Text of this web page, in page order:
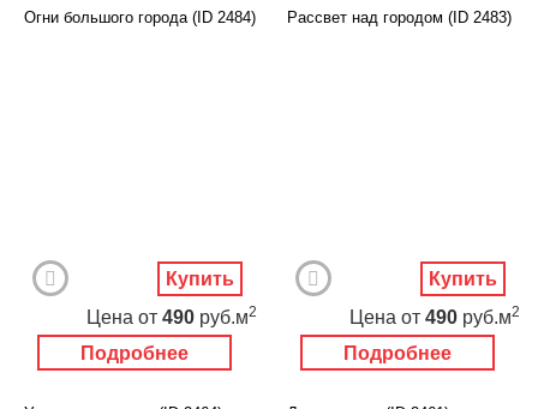
Огни большого города (ID 2484)
Подробнее
Цена от 490 руб.м2
Купить
Рассвет над городом (ID 2483)
Подробнее
Цена от 490 руб.м2
Купить